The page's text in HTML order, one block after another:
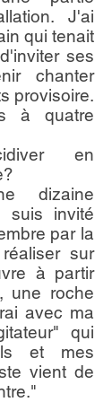
J'ai
qui tenait
ses
chanter
provisoire.
à quatre
en
dizaine
suis invité
par la
sur
à partir
une roche
avec ma
qui
et mes
vient de